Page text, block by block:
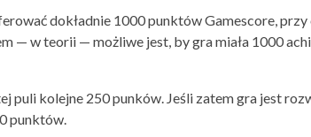
dokładnie 1000 punktów Gamescore, przy
— w teorii — możliwe jest, by gra miała 1000
puli kolejne 250 punków. Jeśli zatem gra jest
punktów.